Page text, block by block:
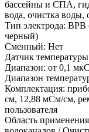
бассейны и СПА,
вода, очистка воды,
Тип электрода:
черный)
Сменный: Нет
Датчик
Диапазон: от 0,1
Диапазон
Комплектация:
см, 12,88 мСм/см,
пользователя
Область